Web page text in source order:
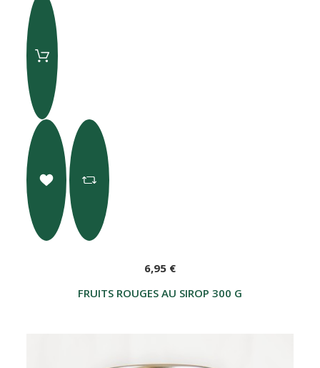
FRUITS ROUGES AU SIROP 300 G
6,95 €